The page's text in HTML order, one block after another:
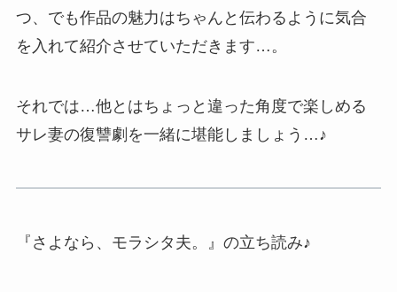
つ、でも作品の魅力はちゃんと伝わるように気合
を入れて紹介させていただきます…。
それでは…他とはちょっと違った角度で楽しめる
サレ妻の復讐劇を一緒に堪能しましょう…♪
『さよなら、モラシタ夫。』の立ち読み♪